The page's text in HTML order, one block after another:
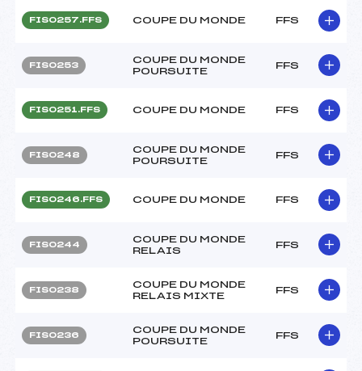
FIS0257.FFS COUPE DU MONDE FFS
FIS0253
COUPE DU MONDE
POURSUITE
FFS
FIS0251.FFS COUPE DU MONDE FFS
FIS0248
COUPE DU MONDE
POURSUITE
FFS
FIS0246.FFS COUPE DU MONDE FFS
FIS0244
COUPE DU MONDE
RELAIS
FFS
FIS0238
COUPE DU MONDE
RELAIS MIXTE
FFS
FIS0236
COUPE DU MONDE
POURSUITE
FFS